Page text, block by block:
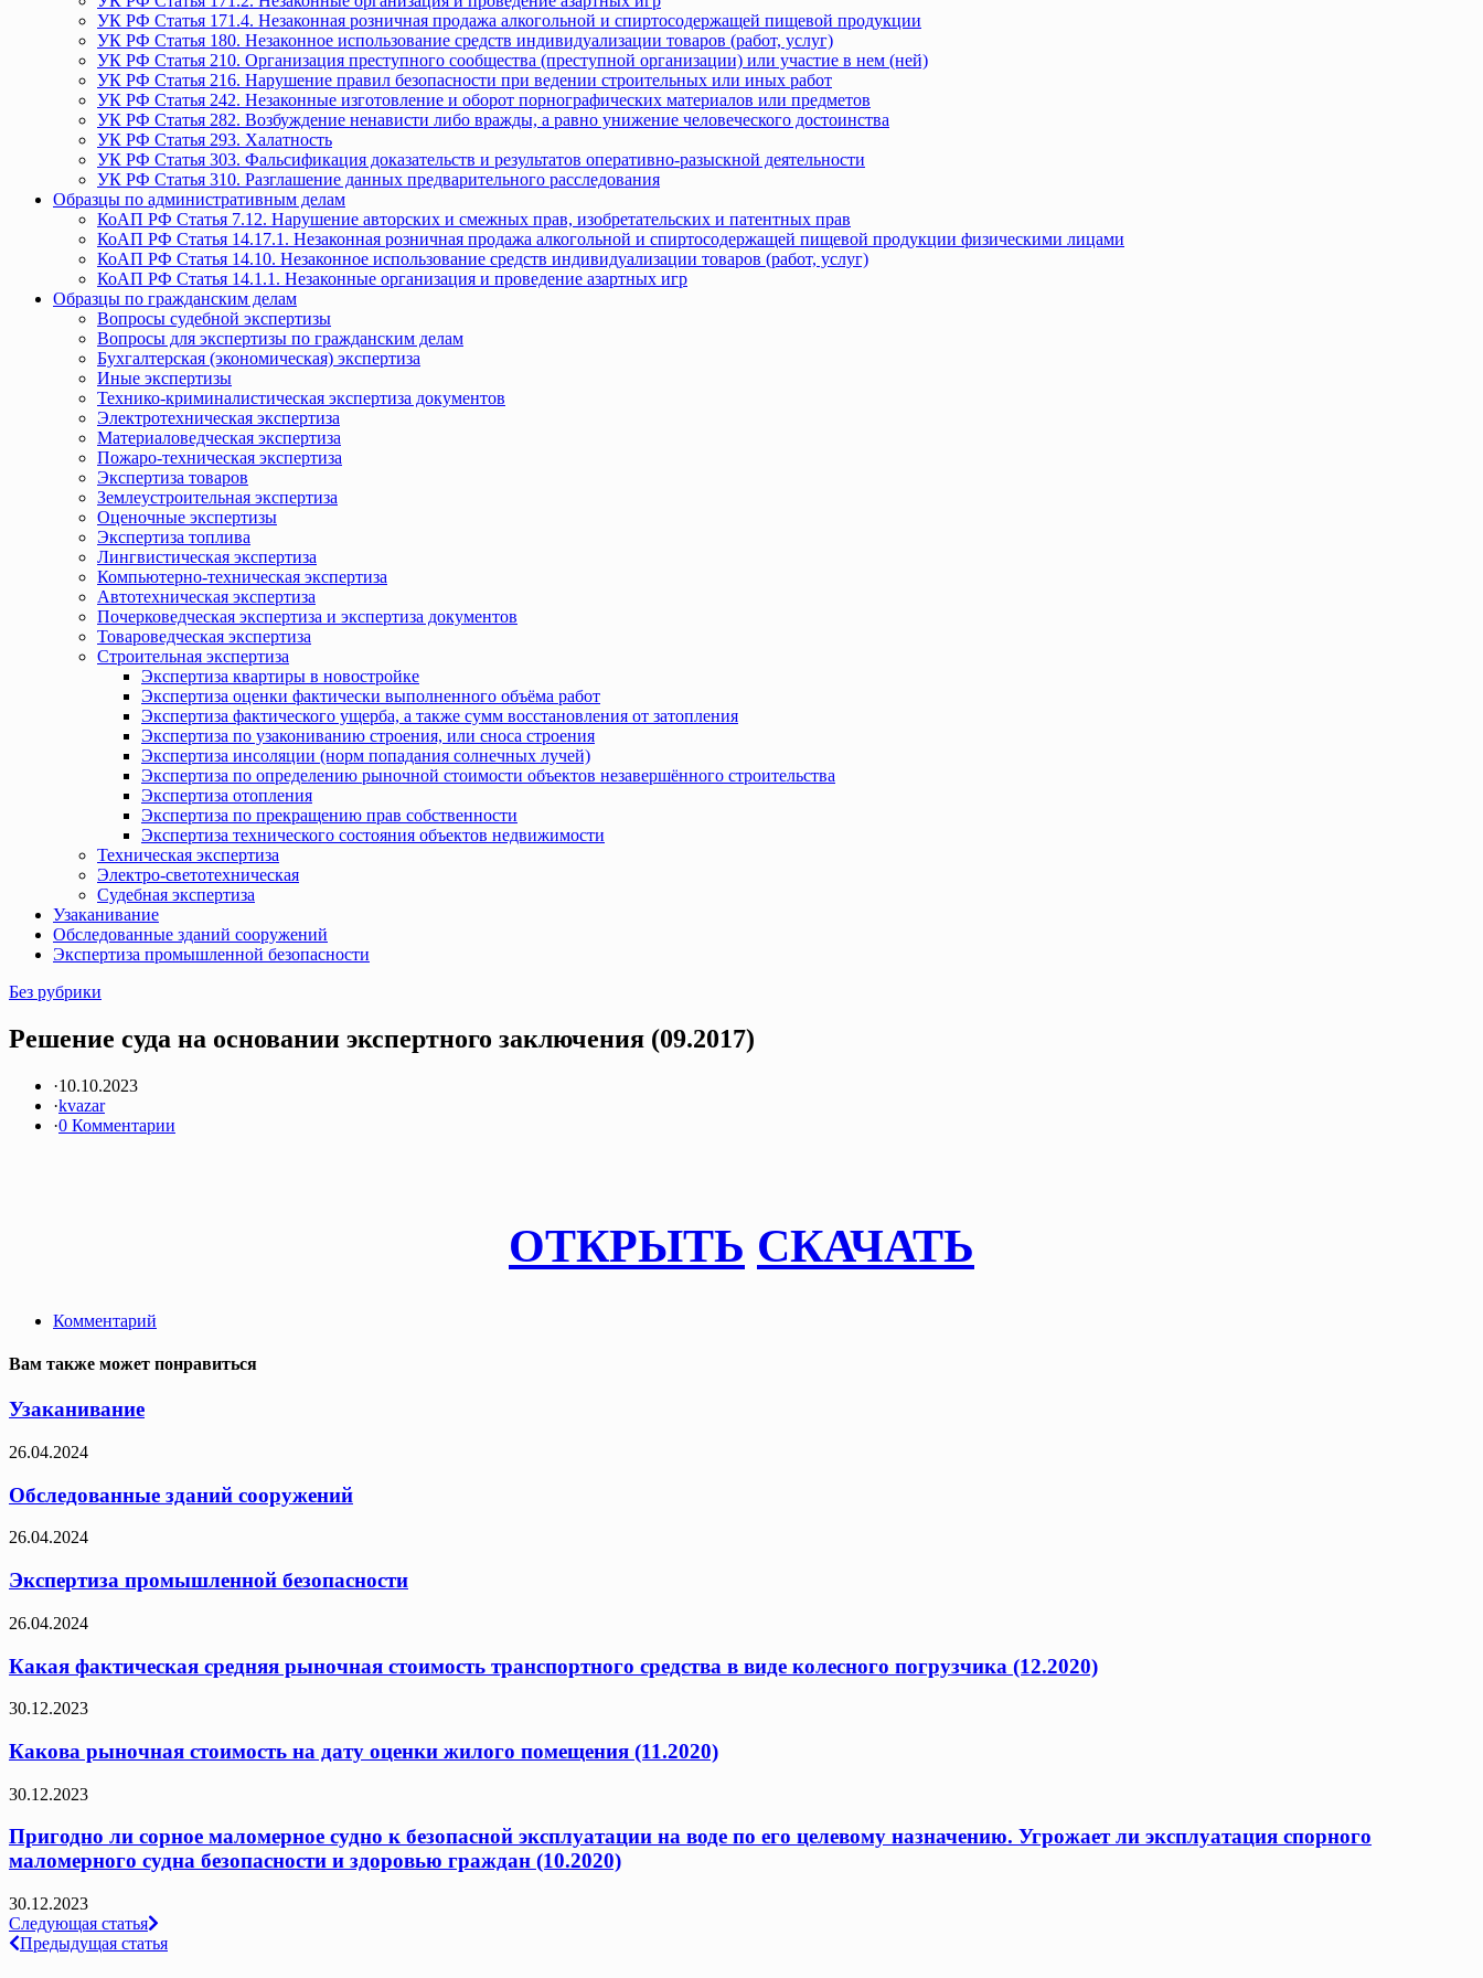
УК РФ Статья 171.4. Незаконная розничная продажа алкогольной и спиртосодержащей пищевой продукции
УК РФ Статья 180. Незаконное использование средств индивидуализации товаров (работ, услуг)
УК РФ Статья 210. Организация преступного сообщества (преступной организации) или участие в нем (ней)
УК РФ Статья 216. Нарушение правил безопасности при ведении строительных или иных работ
УК РФ Статья 242. Незаконные изготовление и оборот порнографических материалов или предметов
УК РФ Статья 282. Возбуждение ненависти либо вражды, а равно унижение человеческого достоинства
УК РФ Статья 293. Халатность
УК РФ Статья 303. Фальсификация доказательств и результатов оперативно-разыскной деятельности
УК РФ Статья 310. Разглашение данных предварительного расследования
Образцы по административным делам
КоАП РФ Статья 7.12. Нарушение авторских и смежных прав, изобретательских и патентных прав
КоАП РФ Статья 14.17.1. Незаконная розничная продажа алкогольной и спиртосодержащей пищевой продукции физическими лицами
КоАП РФ Статья 14.10. Незаконное использование средств индивидуализации товаров (работ, услуг)
КоАП РФ Статья 14.1.1. Незаконные организация и проведение азартных игр
Образцы по гражданским делам
Вопросы судебной экспертизы
Вопросы для экспертизы по гражданским делам
Бухгалтерская (экономическая) экспертиза
Иные экспертизы
Технико-криминалистическая экспертиза документов
Электротехническая экспертиза
Материаловедческая экспертиза
Пожаро-техническая экспертиза
Экспертиза товаров
Землеустроительная экспертиза
Оценочные экспертизы
Экспертиза топлива
Лингвистическая экспертиза
Компьютерно-техническая экспертиза
Автотехническая экспертиза
Почерковедческая экспертиза и экспертиза документов
Товароведческая экспертиза
Строительная экспертиза
Экспертиза квартиры в новостройке
Экспертиза оценки фактически выполненного объёма работ
Экспертиза фактического ущерба, а также сумм восстановления от затопления
Экспертиза по узакониванию строения, или сноса строения
Экспертиза инсоляции (норм попадания солнечных лучей)
Экспертиза по определению рыночной стоимости объектов незавершённого строительства
Экспертиза отопления
Экспертиза по прекращению прав собственности
Экспертиза технического состояния объектов недвижимости
Техническая экспертиза
Электро-светотехническая
Судебная экспертиза
Узаканивание
Обследованные зданий сооружений
Экспертиза промышленной безопасности
Без рубрики
Решение суда на основании экспертного заключения (09.2017)
·10.10.2023
·kvazar
·0 Комментарии
ОТКРЫТЬ СКАЧАТЬ
Комментарий
Вам также может понравиться
Узаканивание
26.04.2024
Обследованные зданий сооружений
26.04.2024
Экспертиза промышленной безопасности
26.04.2024
Какая фактическая средняя рыночная стоимость транспортного средства в виде колесного погрузчика (12.2020)
30.12.2023
Какова рыночная стоимость на дату оценки жилого помещения (11.2020)
30.12.2023
Пригодно ли сорное маломерное судно к безопасной эксплуатации на воде по его целевому назначению. Угрожает ли эксплуатация спорного
маломерного судна безопасности и здоровью граждан (10.2020)
30.12.2023
Навигация
по
Следующая статья
Предыдущая статья